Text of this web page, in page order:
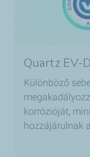
Quartz EV-
Különböző
korrózióját,
hozzájárulnak